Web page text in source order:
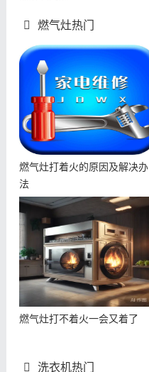
燃气灶热门
燃气灶打着火的原因及解决办
法
燃气灶打不着火一会又着了
洗衣机热门